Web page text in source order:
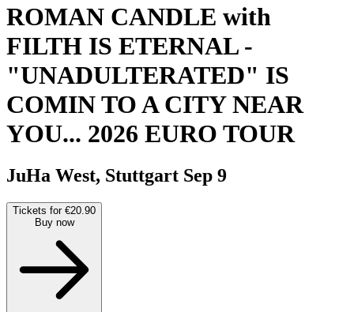
ROMAN CANDLE with
FILTH IS ETERNAL -
"UNADULTERATED" IS
COMIN TO A CITY NEAR
YOU... 2026 EURO TOUR
JuHa West, Stuttgart Sep 9
Tickets for €20.90
Buy now